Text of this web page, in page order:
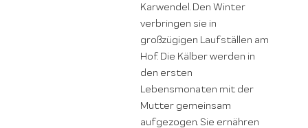
Karwendel. Den Winter
verbringen sie in
großzügigen Laufställen am
Hof. Die Kälber werden in
den ersten
Lebensmonaten mit der
Mutter gemeinsam
aufgezogen. Sie ernähren